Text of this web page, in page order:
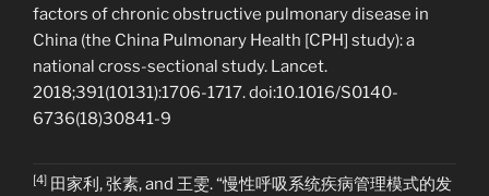
factors of chronic obstructive pulmonary disease in
China (the China Pulmonary Health [CPH] study): a
national cross-sectional study. Lancet.
2018;391(10131):1706-1717. doi:10.1016/S0140-
6736(18)30841-9
[4] 田家利, 张素, and 王雯. “慢性呼吸系统疾病管理模式的发